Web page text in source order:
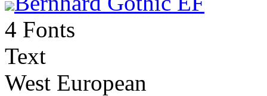
4 Fonts
Text
West European